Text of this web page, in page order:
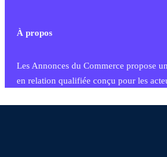
À propos
Les Annonces du Commerce propose
en relation qualifiée conçu pour les
commercial et les collectivités